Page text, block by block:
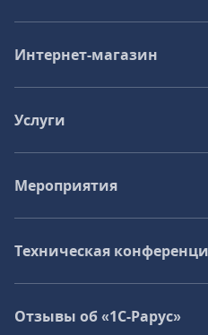
Интернет-магазин
Услуги
Мероприятия
Техническая
Отзывы об «1С-Рарус»